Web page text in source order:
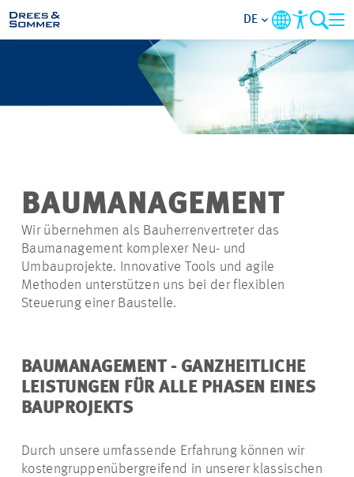
MARKETS
SERVICES
IM FOKUS
KARRIERE
PROJEKTE
DE
BAUMANAGEMENT
Wir übernehmen als Bauherrenvertreter das
Baumanagement komplexer Neu- und
Umbauprojekte. Innovative Tools und agile
Methoden unterstützen uns bei der flexiblen
Steuerung einer Baustelle.
BAUMANAGEMENT - GANZHEITLICHE
LEISTUNGEN FÜR ALLE PHASEN EINES
BAUPROJEKTS
Durch unsere umfassende Erfahrung können wir
kostengruppenübergreifend in unserer klassischen